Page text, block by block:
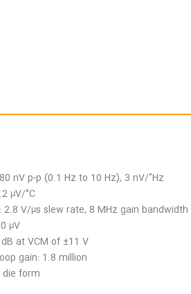
nV p-p (0.1 Hz to 10 Hz), 3 nV/"Hz
μV/°C
2.8 V/μs slew rate, 8 MHz gain bandwidth
μV
at VCM of ±11 V
gain: 1.8 million
die form